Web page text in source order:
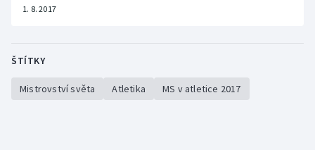
Triatlon
Veslování
1. 8. 2017
ŠTÍTKY
Mistrovství světa Atletika MS v atletice 2017